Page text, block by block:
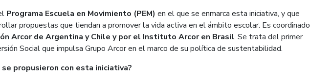
Programa Escuela en Movimiento (PEM) en el que se enmarca esta iniciativa, y que
propuestas que tiendan a promover la vida activa en el ámbito escolar. Es coordinado
Arcorde Argentina y Chile y por el Instituto Arcor en Brasil. Se trata del primer
Social que impulsa Grupo Arcor en el marco de su política de sustentabilidad.
propusieron con esta iniciativa?